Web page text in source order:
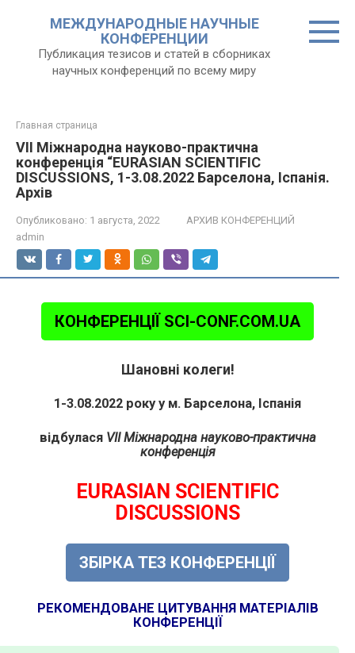
МЕЖДУНАРОДНЫЕ НАУЧНЫЕ
КОНФЕРЕНЦИИ
Публикация тезисов и статей в сборниках
научных конференций по всему миру
Главная страница
VII Міжнародна науково-практична
конференція “EURASIAN SCIENTIFIC
DISCUSSIONS, 1-3.08.2022 Барселона, Іспанія.
Архів
Опубликовано: 1 августа, 2022
АРХИВ КОНФЕРЕНЦИЙ
admin
КОНФЕРЕНЦІЇ SCI-CONF.COM.UA
Шановні колеги!
1-3.08.2022 року у м. Барселона, Іспанія
відбулася VII Міжнародна науково-практична
конференція
EURASIAN SCIENTIFIC
DISCUSSIONS
ЗБІРКА ТЕЗ КОНФЕРЕНЦІЇ
РЕКОМЕНДОВАНЕ ЦИТУВАННЯ МАТЕРІАЛІВ
КОНФЕРЕНЦІЇ